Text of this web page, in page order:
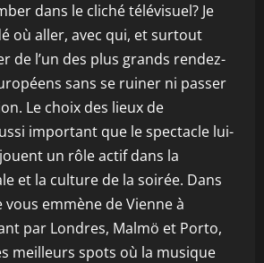
dans le cliché télévisuel? Je
où aller, avec qui, et surtout
de l’un des plus grands rendez-
sans se ruiner ni passer
Le choix des lieux de
important que le spectacle lui-
un rôle actif dans la
et la culture de la soirée. Dans
emmène de Vienne à
par Londres, Malmö et Porto,
meilleurs spots où la musique